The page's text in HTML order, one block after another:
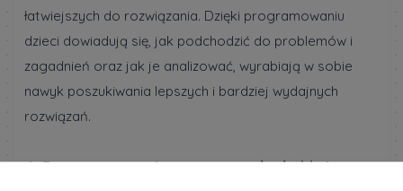
łatwiejszych do rozwiązania. Dzięki programowaniu
dzieci dowiadują się, jak podchodzić do problemów i
zagadnień oraz jak je analizować, wyrabiają w sobie
nawyk poszukiwania lepszych i bardziej wydajnych
rozwiązań.
4. Programowanie pomaga odnaleźć się w